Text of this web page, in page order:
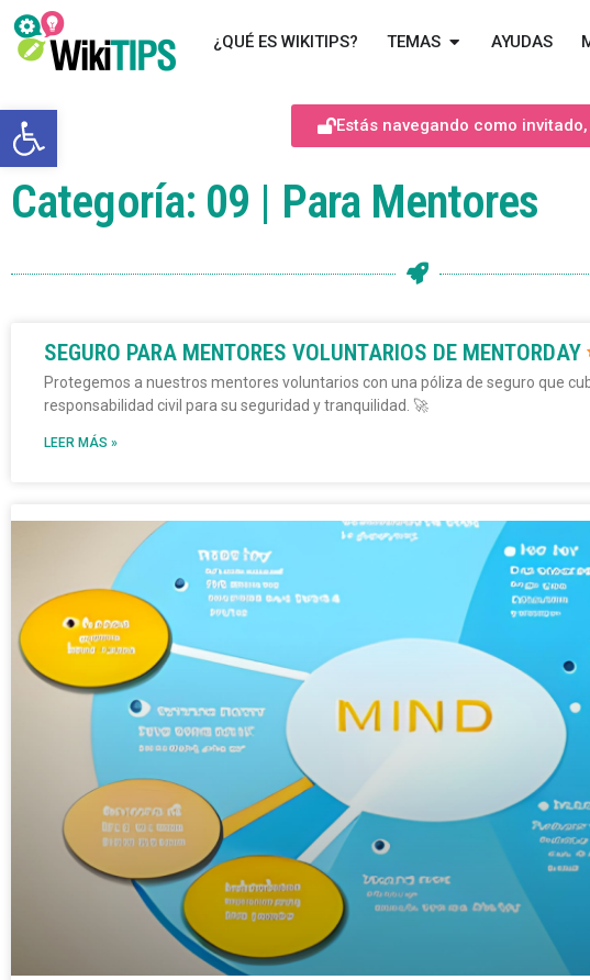
Abrir barra de herramientas
¿QUÉ ES WIKITIPS? TEMAS AYUDAS
Estás navegando como
Categoría: 09 | Para Mentores
SEGURO PARA MENTORES VOLUNTARIOS DE MENTORDAY
Protegemos a nuestros mentores voluntarios con una póliza de seguro que
responsabilidad civil para su seguridad y tranquilidad. 🚀
LEER MÁS »